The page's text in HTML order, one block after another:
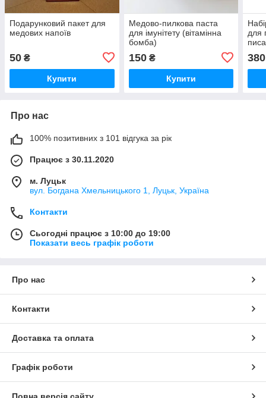
Подарунковий пакет для
медових напоїв
50 ₴
Купити
Медово-пилкова паста
для імунітету (вітамінна
бомба)
150₴
Купити
для
380
Про нас
100% позитивних з 101 відгука за рік
Працює з 30.11.2020
м. Луцьк
вул. Богдана Хмельницького 1, Луцьк, Україна
Контакти
Сьогодні працює з 10:00 до 19:00
Показати весь графік роботи
Про нас
Контакти
Доставка та оплата
Графік роботи